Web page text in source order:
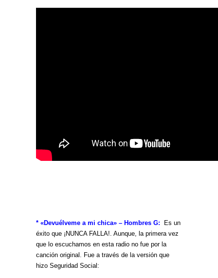
* «Devuélveme a mi chica» – Hombres G: Es un
éxito que ¡NUNCA FALLA!. Aunque, la primera vez
que lo escuchamos en esta radio no fue por la
canción original. Fue a través de la versión que
hizo Seguridad Social: